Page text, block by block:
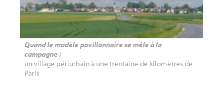
Quand le modèle pavillonnaire se mêle à la
campagne :
un village périurbain à une trentaine de kilomètres de
Paris